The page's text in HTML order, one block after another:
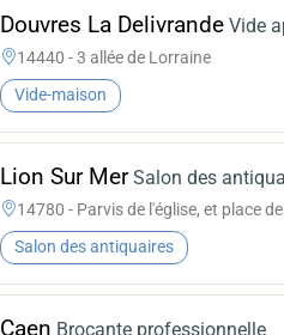
Douvres La Delivrande Vide
14440 - 3 allée de Lorraine
Vide-maison
Lion Sur Mer Salon des
14780 - Parvis de l'église, et place
Salon des antiquaires
Caen Brocante professionnelle